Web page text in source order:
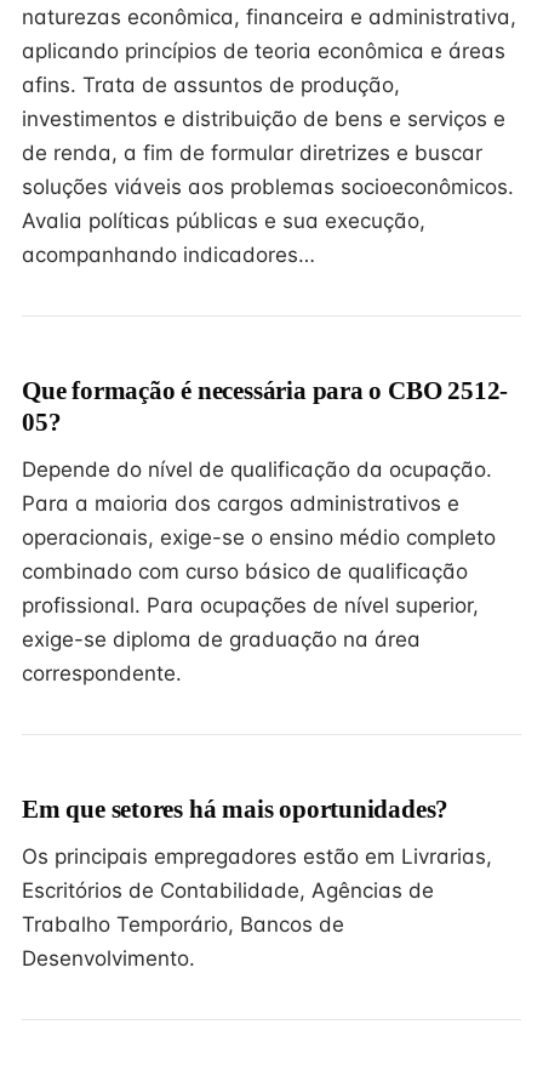
naturezas econômica, financeira e administrativa,
aplicando princípios de teoria econômica e áreas
afins. Trata de assuntos de produção,
investimentos e distribuição de bens e serviços e
de renda, a fim de formular diretrizes e buscar
soluções viáveis aos problemas socioeconômicos.
Avalia políticas públicas e sua execução,
acompanhando indicadores…
Que formação é necessária para o CBO 2512-
05?
Depende do nível de qualificação da ocupação.
Para a maioria dos cargos administrativos e
operacionais, exige-se o ensino médio completo
combinado com curso básico de qualificação
profissional. Para ocupações de nível superior,
exige-se diploma de graduação na área
correspondente.
Em que setores há mais oportunidades?
Os principais empregadores estão em Livrarias,
Escritórios de Contabilidade, Agências de
Trabalho Temporário, Bancos de
Desenvolvimento.